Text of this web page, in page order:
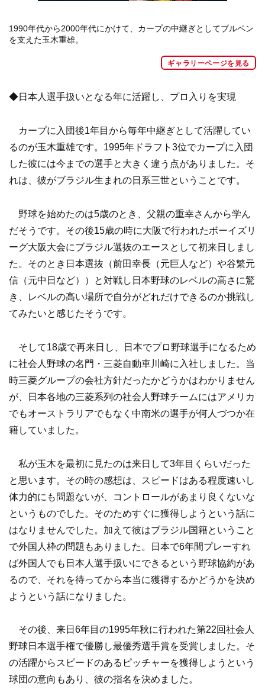
1990年代から2000年代にかけて、カープの中継ぎとしてブルペン
を支えた玉木重雄。
ギャラリーページを見る
◆日本人選手扱いとなる年に活躍し、プロ入りを実現
カープに入団後1年目から毎年中継ぎとして活躍してい
るのが玉木重雄です。1995年ドラフト3位でカープに入団
した彼には今までの選手と大きく違う点がありました。そ
れは、彼がブラジル生まれの日系三世ということです。
野球を始めたのは5歳のとき、父親の重幸さんから学ん
だそうです。その後15歳の時に大阪で行われたボーイズリ
ーグ大阪大会にブラジル選抜のエースとして初来日しまし
た。そのとき日本選抜（前田幸長（元巨人など）や谷繁元
信（元中日など））と対戦し日本野球のレベルの高さに驚
き、レベルの高い場所で自分がどれだけできるのか挑戦し
てみたいと感じたそうです。
そして18歳で再来日し、日本でプロ野球選手になるため
に社会人野球の名門・三菱自動車川崎に入社しました。当
時三菱グループの会社方針だったかどうかはわかりません
が、日本各地の三菱系列の社会人野球チームにはアメリカ
でもオーストラリアでもなく中南米の選手が何人づつか在
籍していました。
私が玉木を最初に見たのは来日して3年目くらいだった
と思います。その時の感想は、スピードはある程度速いし
体力的にも問題ないが、コントロールがあまり良くないな
というものでした。そのためすぐに獲得しようという話に
はなりませんでした。加えて彼はブラジル国籍ということ
で外国人枠の問題もありました。日本で6年間プレーすれ
ば外国人でも日本人選手扱いにできるという野球協約があ
るので、それを待ってから本当に獲得するかどうかを決め
ようという話になりました。
その後、来日6年目の1995年秋に行われた第22回社会人
野球日本選手権で優勝し最優秀選手賞を受賞しました。そ
の活躍からスピードのあるピッチャーを獲得しようという
球団の意向もあり、彼の指名を決めました。